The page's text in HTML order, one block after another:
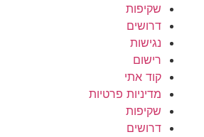
שקיפות
דרושים
נגישות
רישום
קוד אתי
מדיניות פרטיות
שקיפות
דרושים